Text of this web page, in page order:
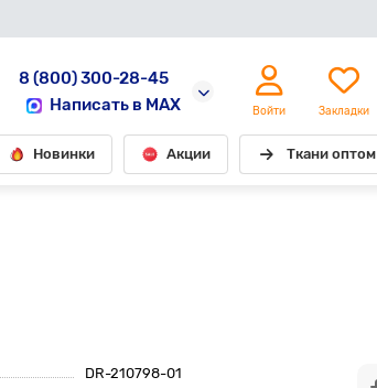
8 (800) 300-28-45
Написать в MAX
Войти Закладки
Новинки Акции Ткани оптом
DR-210798-01